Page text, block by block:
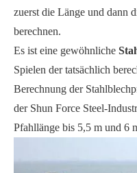
zuerst die Länge und dann
berechnen.
Es ist eine gewöhnliche
Spielen der tatsächlich
Berechnung der
der Shun Force Steel-
Pfahllänge bis 5,5 m und 6